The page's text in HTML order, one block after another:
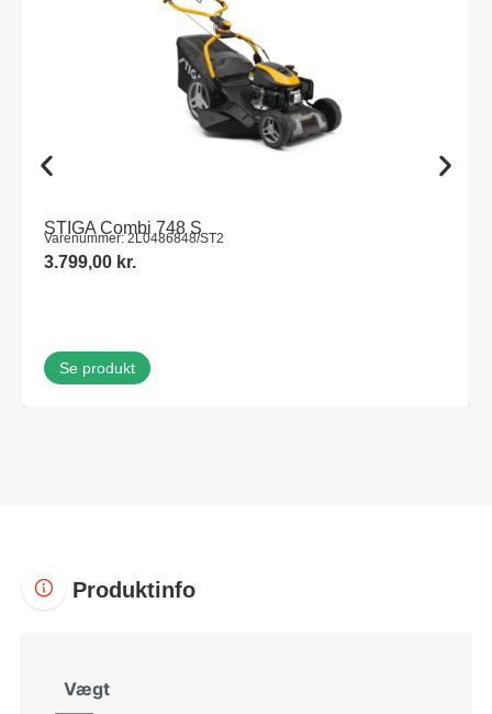
STIGA Combi 748 S
Varenummer: 2L0486848/ST2
3.799,00 kr.
Se produkt
Produktinfo
Vægt